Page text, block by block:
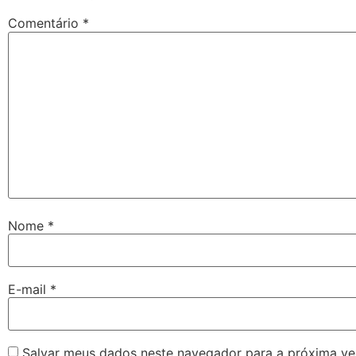
Comentário *
Nome *
E-mail *